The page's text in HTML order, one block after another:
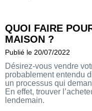
QUOI FAIRE
MAISON ?
Publié le 20/07/2022
Désirez-vous vendre
probablement entendu
un processus qui
En effet, trouver
lendemain.